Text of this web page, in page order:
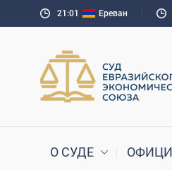
21:01 Ереван
О СУДЕ